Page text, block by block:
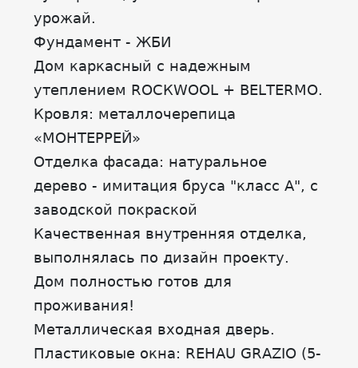
урожай.
Фундамент - ЖБИ
Дом каркасный с надежным
утеплением RОСКWООL + ВЕLТЕRМО.
Кровля: металлочерепица
«МОНТЕРРЕЙ»
Отделка фасада: натуральное
дерево - имитация бруса "класс А", с
заводской покраской
Качественная внутренняя отделка,
выполнялась по дизайн проекту.
Дом полностью готов для
проживания!
Металлическая входная дверь.
Пластиковые окна: RЕНАU GRАZIО (5-